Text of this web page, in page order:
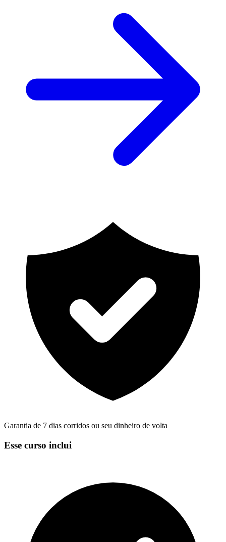
Garantia de 7 dias corridos ou seu dinheiro de volta
Esse curso inclui